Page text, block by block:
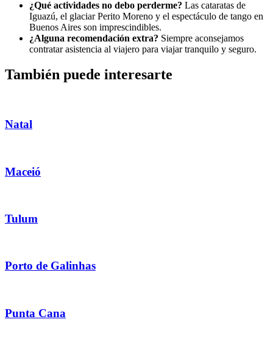
¿Qué actividades no debo perderme? Las cataratas de
Iguazú, el glaciar Perito Moreno y el espectáculo de tango en
Buenos Aires son imprescindibles.
¿Alguna recomendación extra? Siempre aconsejamos
contratar asistencia al viajero para viajar tranquilo y seguro.
También puede interesarte
Natal
Maceió
Tulum
Porto de Galinhas
Punta Cana